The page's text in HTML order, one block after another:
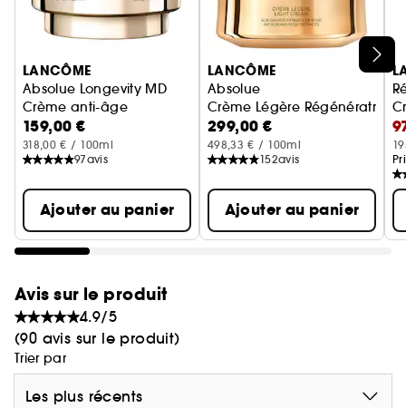
Mitopure® à notre Anticipate Compound™,
alliant Epigenomyl, Eperuline, Ectoïne, Rose Pro-
Xylane™ et Taurine pour aider à répondre aux
besoins cellulaires essentiels en fonction de l'âge
biologique visible de votre peau : préserver
l'intégrité fondamentale des cellules afin de
préserver le capital jeunesse visible de votre peau
LANCÔME
Absolue Longevity MD
Crème anti-âge
159,00 €
318,00 € / 100ml
97avis
Ajouter au panier
LANCÔME
Absolue
Crème Légère Régénératrice
299,00 €
498,33 € / 100ml
152avis
Ajouter au panier
Avis sur le produit
4.9/5
(90 avis sur le produit)
Trier par
Les plus récents